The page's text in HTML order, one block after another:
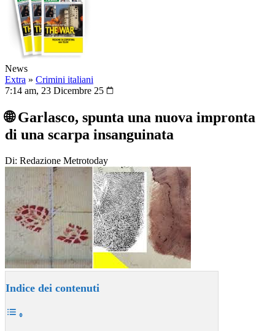
News
Extra » Crimini italiani
7:14 am, 23 Dicembre 25
🌐 Garlasco, spunta una nuova impronta
di una scarpa insanguinata
Di: Redazione Metrotoday
Indice dei contenuti